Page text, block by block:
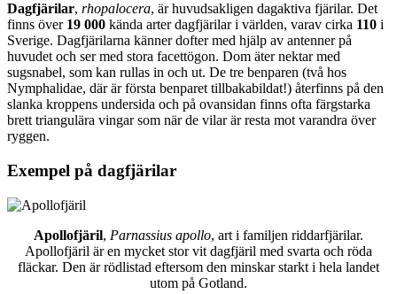
Dagfjärilar, rhopalocera, är huvudsakligen dagaktiva fjärilar. Det
finns över 19 000 kända arter dagfjärilar i världen, varav cirka 110 i
Sverige. Dagfjärilarna känner dofter med hjälp av antenner på
huvudet och ser med stora facettögon. Dom äter nektar med
sugsnabel, som kan rullas in och ut. De tre benparen (två hos
Nymphalidae, där är första benparet tillbakabildat!) återfinns på den
slanka kroppens undersida och på ovansidan finns ofta färgstarka
brett triangulära vingar som när de vilar är resta mot varandra över
ryggen.
Exempel på dagfjärilar
Apollofjäril, Parnassius apollo, art i familjen riddarfjärilar.
Apollofjäril är en mycket stor vit dagfjäril med svarta och röda
fläckar. Den är rödlistad eftersom den minskar starkt i hela landet
utom på Gotland.